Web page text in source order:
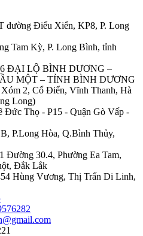
đường Điểu Xiển, KP8, P. Long
Tam Kỳ, P. Long Bình, tỉnh
ĐẠI LỘ BÌNH DƯƠNG –
MỘT – TỈNH BÌNH DƯƠNG
2, Cổ Điển, Vĩnh Thanh, Hà
Long)
Đức Thọ - P15 - Quận Gò Vấp -
P.Long Hòa, Q.Bình Thủy,
Đường 30.4, Phường Ea Tam,
Đắk Lắk
Hùng Vương, Thị Trấn Di Linh,